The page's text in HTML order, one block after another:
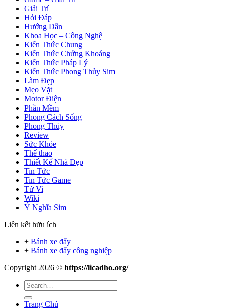
Giải Trí
Hỏi Đáp
Hướng Dẫn
Khoa Học – Công Nghệ
Kiến Thức Chung
Kiến Thức Chứng Khoáng
Kiến Thức Pháp Lý
Kiến Thức Phong Thủy Sim
Làm Đẹp
Mẹo Vặt
Motor Điện
Phần Mềm
Phong Cách Sống
Phong Thủy
Review
Sức Khỏe
Thể thao
Thiết Kế Nhà Đẹp
Tin Tức
Tin Tức Game
Tử Vi
Wiki
Ý Nghĩa Sim
Liên kết hữu ích
+ Bánh xe đẩy
+ Bánh xe đẩy công nghiệp
Copyright 2026 © https://licadho.org/
Trang Chủ